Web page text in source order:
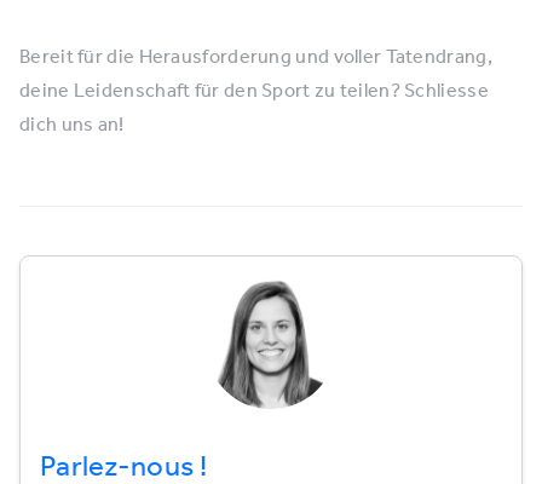
Bereit für die Herausforderung und voller Tatendrang,
deine Leidenschaft für den Sport zu teilen? Schliesse
dich uns an!
Parlez-nous !